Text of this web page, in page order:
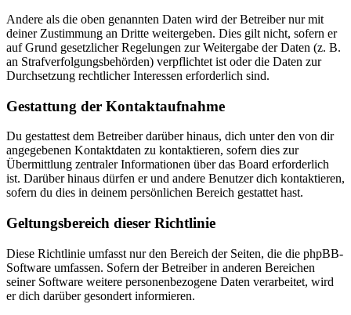
Andere als die oben genannten Daten wird der Betreiber nur mit
deiner Zustimmung an Dritte weitergeben. Dies gilt nicht, sofern er
auf Grund gesetzlicher Regelungen zur Weitergabe der Daten (z. B.
an Strafverfolgungsbehörden) verpflichtet ist oder die Daten zur
Durchsetzung rechtlicher Interessen erforderlich sind.
Gestattung der Kontaktaufnahme
Du gestattest dem Betreiber darüber hinaus, dich unter den von dir
angegebenen Kontaktdaten zu kontaktieren, sofern dies zur
Übermittlung zentraler Informationen über das Board erforderlich
ist. Darüber hinaus dürfen er und andere Benutzer dich kontaktieren,
sofern du dies in deinem persönlichen Bereich gestattet hast.
Geltungsbereich dieser Richtlinie
Diese Richtlinie umfasst nur den Bereich der Seiten, die die phpBB-
Software umfassen. Sofern der Betreiber in anderen Bereichen
seiner Software weitere personenbezogene Daten verarbeitet, wird
er dich darüber gesondert informieren.